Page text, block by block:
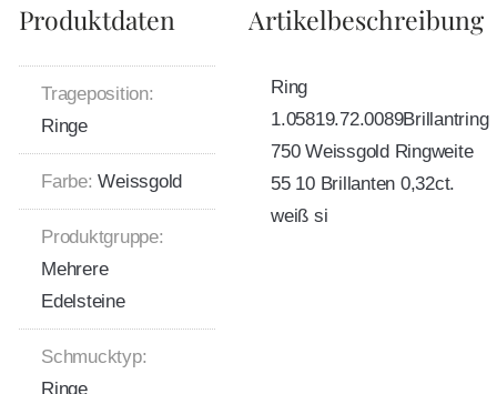
Produktdaten
Trageposition:
Ringe
Farbe: Weissgold
Produktgruppe:
Mehrere
Edelsteine
Schmucktyp:
Ringe
Artikelbeschreibung
Ring
1.05819.72.0089Brillantring
750 Weissgold Ringweite
55 10 Brillanten 0,32ct.
weiß si